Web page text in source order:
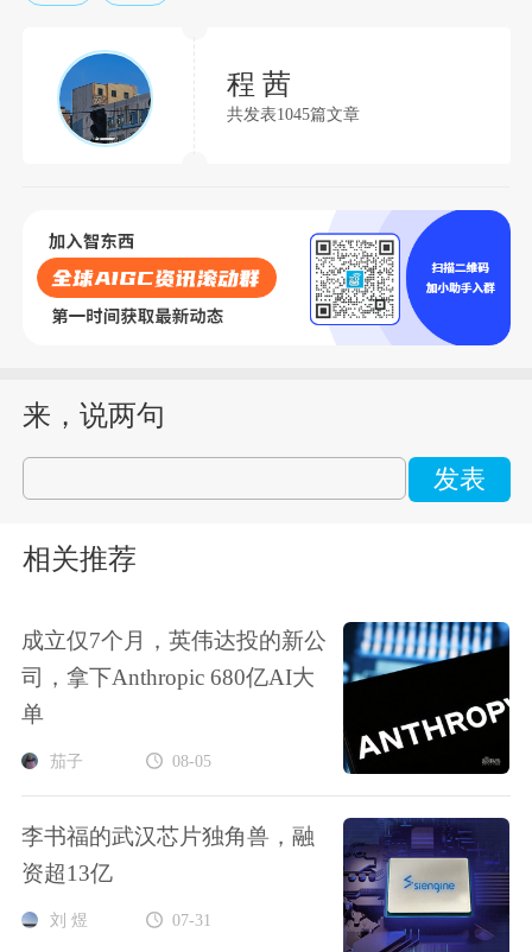
程 茜
共发表1045篇文章
来，说两句
发表
相关推荐
成立仅7个月，英伟达投的新公
司，拿下Anthropic 680亿AI大
单
茄子 08-05
李书福的武汉芯片独角兽，融
资超13亿
刘 煜 07-31